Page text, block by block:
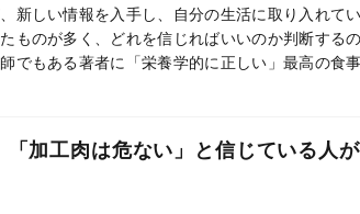
新しい情報を入手し、自分の生活に取り入れて
ものが多く、どれを信じればいいのか判断するの
でもある著者に「栄養学的に正しい」最高の食
慣」が身につく。
「加工肉は危ない」と信じている人